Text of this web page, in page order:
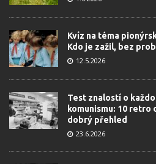
Kvíz na téma
Kdo je zažil, bez
12.5.2026
Test znalostí o
komunismu: 10 retro
dobrý přehled
23.6.2026